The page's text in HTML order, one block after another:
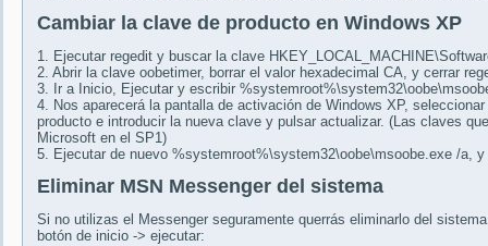
Cambiar la clave de producto en Windows XP
1. Ejecutar regedit y buscar la clave
2. Abrir la clave oobetimer, borrar el valor hexadecimal CA, y cerrar
3. Ir a Inicio, Ejecutar y escribir
4. Nos aparecerá la pantalla de activación de Windows XP,
producto e introducir la nueva clave y pulsar actualizar. (Las claves
Microsoft en el SP1)
5. Ejecutar de nuevo %systemroot%\system32\oobe\msoobe.exe /a,
Eliminar MSN Messenger del sistema
Si no utilizas el Messenger seguramente querrás eliminarlo del
botón de inicio -> ejecutar: